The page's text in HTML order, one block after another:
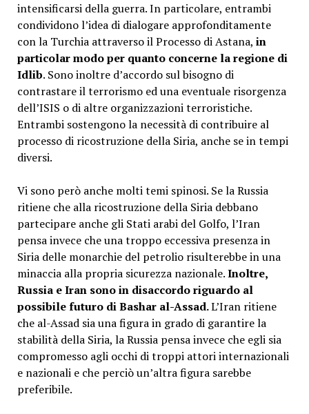
intensificarsi della guerra. In particolare, entrambi
condividono l’idea di dialogare approfonditamente
con la Turchia attraverso il Processo di Astana, in
particolar modo per quanto concerne la regione di
Idlib. Sono inoltre d’accordo sul bisogno di
contrastare il terrorismo ed una eventuale risorgenza
dell’ISIS o di altre organizzazioni terroristiche.
Entrambi sostengono la necessità di contribuire al
processo di ricostruzione della Siria, anche se in tempi
diversi.
Vi sono però anche molti temi spinosi. Se la Russia
ritiene che alla ricostruzione della Siria debbano
partecipare anche gli Stati arabi del Golfo, l’Iran
pensa invece che una troppo eccessiva presenza in
Siria delle monarchie del petrolio risulterebbe in una
minaccia alla propria sicurezza nazionale.Inoltre,
Russia e Iran sono in disaccordo riguardo al
possibile futuro di Bashar al-Assad.L’Iran ritiene
che al-Assad sia una figura in grado di garantire la
stabilità della Siria, la Russia pensa invece che egli sia
compromesso agli occhi di troppi attori internazionali
e nazionali e che perciò un’altra figura sarebbe
preferibile.